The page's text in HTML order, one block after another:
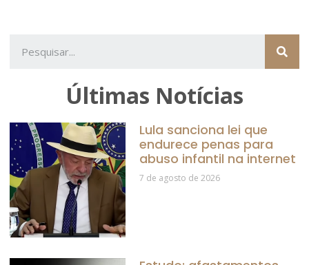
Últimas Notícias
Lula sanciona lei que
endurece penas para
abuso infantil na internet
7 de agosto de 2026